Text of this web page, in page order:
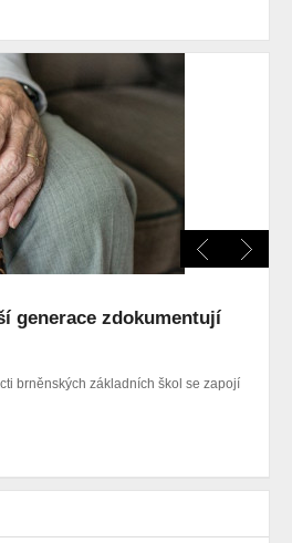
generace zdokumentují
brněnských základních škol se zapojí